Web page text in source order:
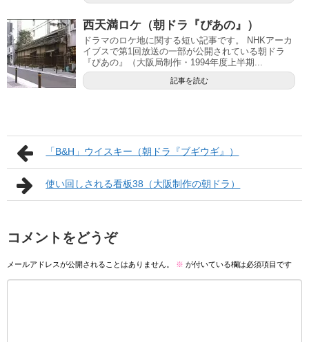
西天満ロケ（朝ドラ『ぴあの』）
ドラマのロケ地に関する短い記事です。 NHKアーカ
イブスで第1回放送の一部が公開されている朝ドラ
『ぴあの』（大阪局制作・1994年度上半期...
記事を読む
「B&H」ウイスキー（朝ドラ『ブギウギ』）
使い回しされる看板38（大阪制作の朝ドラ）
コメントをどうぞ
メールアドレスが公開されることはありません。 ※ が付いている欄は必須項目です